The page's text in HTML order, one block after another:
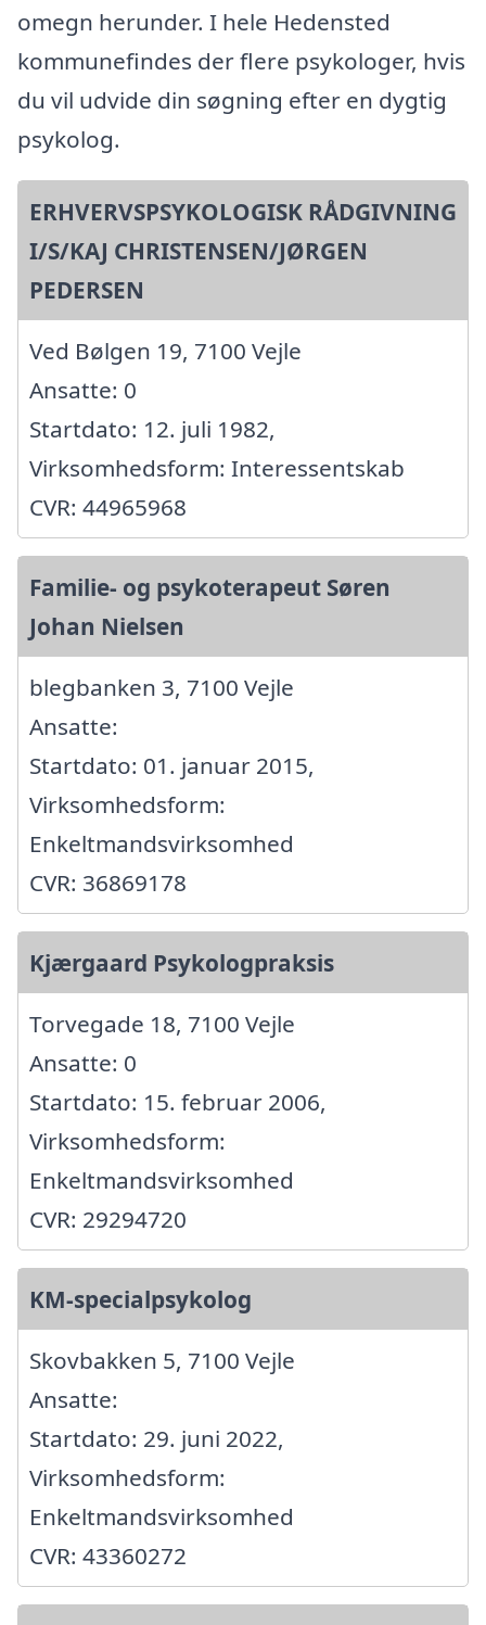
omegn herunder. I hele Hedensted
kommunefindes der flere psykologer, hvis
du vil udvide din søgning efter en dygtig
psykolog.
ERHVERVSPSYKOLOGISK RÅDGIVNING
I/S/KAJ CHRISTENSEN/JØRGEN
PEDERSEN
Ved Bølgen 19, 7100 Vejle
Ansatte: 0
Startdato: 12. juli 1982,
Virksomhedsform: Interessentskab
CVR: 44965968
Familie- og psykoterapeut Søren
Johan Nielsen
blegbanken 3, 7100 Vejle
Ansatte:
Startdato: 01. januar 2015,
Virksomhedsform:
Enkeltmandsvirksomhed
CVR: 36869178
Kjærgaard Psykologpraksis
Torvegade 18, 7100 Vejle
Ansatte: 0
Startdato: 15. februar 2006,
Virksomhedsform:
Enkeltmandsvirksomhed
CVR: 29294720
KM-specialpsykolog
Skovbakken 5, 7100 Vejle
Ansatte:
Startdato: 29. juni 2022,
Virksomhedsform:
Enkeltmandsvirksomhed
CVR: 43360272